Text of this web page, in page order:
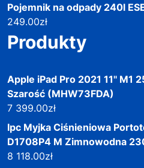
Pojemnik na odpady 240l
249.00zł
Produkty
Apple iPad Pro 2021 11'' M1
Szarość (MHW73FDA)
7 399.00zł
Ipc Myjka Ciśnieniowa
D1708P4 M Zimnowodna
8 118.00zł